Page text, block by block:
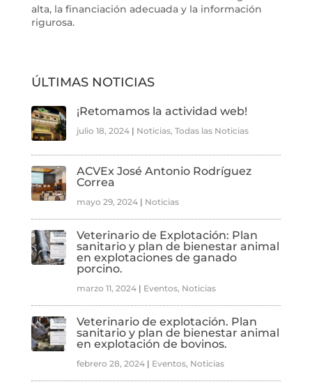
alta, la financiación adecuada y la información
rigurosa.
ÚLTIMAS NOTICIAS
¡Retomamos la actividad web!
julio 18, 2024| Noticias, Todas las Noticias
ACVEx José Antonio Rodríguez
Correa
mayo 29, 2024| Noticias
Veterinario de Explotación: Plan
sanitario y plan de bienestar animal
en explotaciones de ganado
porcino.
marzo 11, 2024| Eventos, Noticias
Veterinario de explotación. Plan
sanitario y plan de bienestar animal
en explotación de bovinos.
febrero 28, 2024| Eventos, Noticias